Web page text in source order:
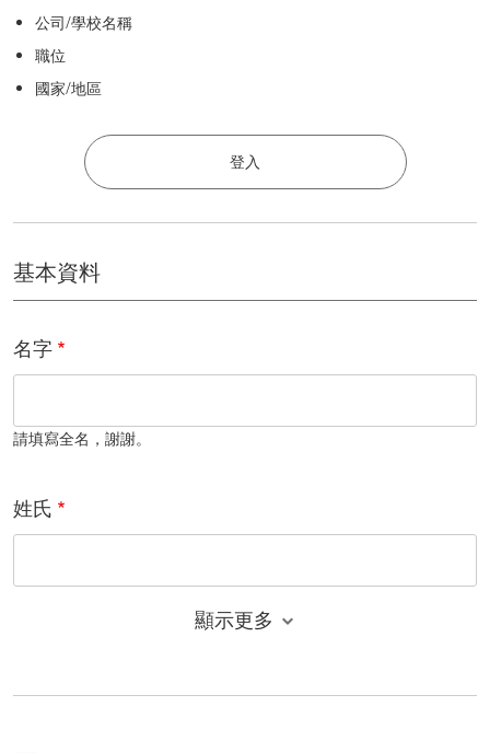
公司/學校名稱
職位
國家/地區
登入
基本資料
名字
請填寫全名，謝謝。
姓氏
顯示更多